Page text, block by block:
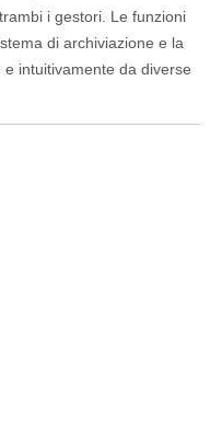
i gestori. Le funzioni
di archiviazione e la
intuitivamente da diverse